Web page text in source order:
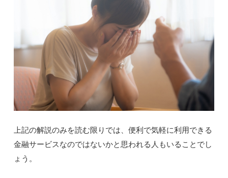
上記の解説のみを読む限りでは、便利で気軽に利用できる
金融サービスなのではないかと思われる人もいることでし
ょう。